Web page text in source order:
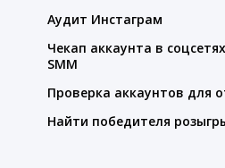
Аудит Инстаграм
Чекап аккаунта в
SMM
Проверка аккаунтов для
Найти победителя